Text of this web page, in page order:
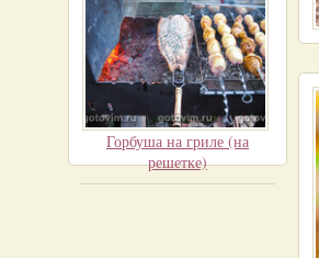
Горбуша на гриле (на
решетке)